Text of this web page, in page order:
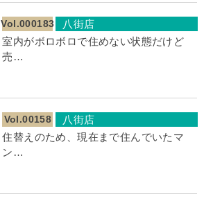
Vol.000183
八街店
室内がボロボロで住めない状態だけど
売…
Vol.00158
八街店
住替えのため、現在まで住んでいたマ
ン…